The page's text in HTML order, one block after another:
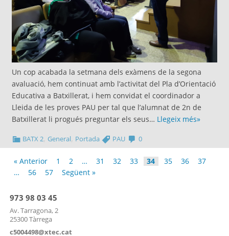
Un cop acabada la setmana dels exàmens de la segona
avaluació, hem continuat amb l’activitat del Pla d’Orientació
Educativa a Batxillerat, i hem convidat el coordinador a
Lleida de les proves PAU per tal que l’alumnat de 2n de
Batxillerat li progués preguntar els seus… Llegeix més»
BATX 2 ,General Portada PAU 0
« Anterior 1 2 … 31 32 33 34 35 36
37
…
56 57 Següent »
973 98 03 45
Av. Tarragona, 2
25300 Tàrrega
c5004498@xtec.cat